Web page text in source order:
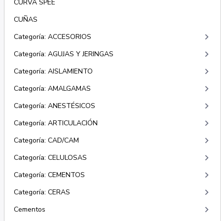
CURVA SPEE
CUÑAS
Categoría: ACCESORIOS
keyboard_arrow_right
Categoría: AGUJAS Y JERINGAS keyboard_arrow_right
Categoría: AISLAMIENTO keyboard_arrow_right
Categoría: AMALGAMAS keyboard_arrow_right
Categoría: ANESTÉSICOS keyboard_arrow_right
Categoría: ARTICULACIÓN keyboard_arrow_right
Categoría: CAD/CAM keyboard_arrow_right
Categoría: CELULOSAS keyboard_arrow_right
Categoría: CEMENTOS keyboard_arrow_right
Categoría: CERAS keyboard_arrow_right
Cementos keyboard_arrow_right